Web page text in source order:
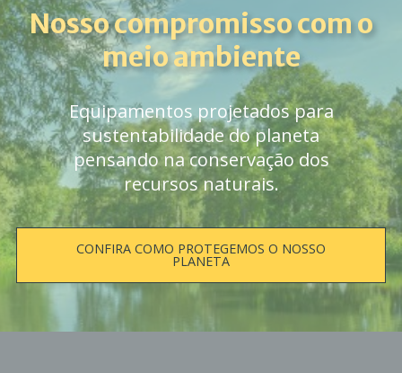
Nosso compromisso com o
meio ambiente
Equipamentos projetados para
sustentabilidade do planeta
pensando na conservação dos
recursos naturais.
CONFIRA COMO PROTEGEMOS O NOSSO
PLANETA